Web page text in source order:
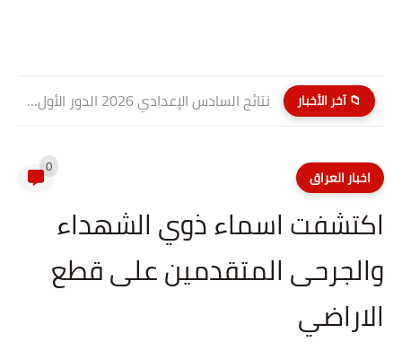
📁 آخر الأخبار نتائج السادس الإعدادي 2026 الدور الأول PDF كربلاء المقدسة| موقع...
اخبار العراق 0
اكتشفت اسماء ذوي الشهداء
والجرحى المتقدمين على قطع
الاراضي